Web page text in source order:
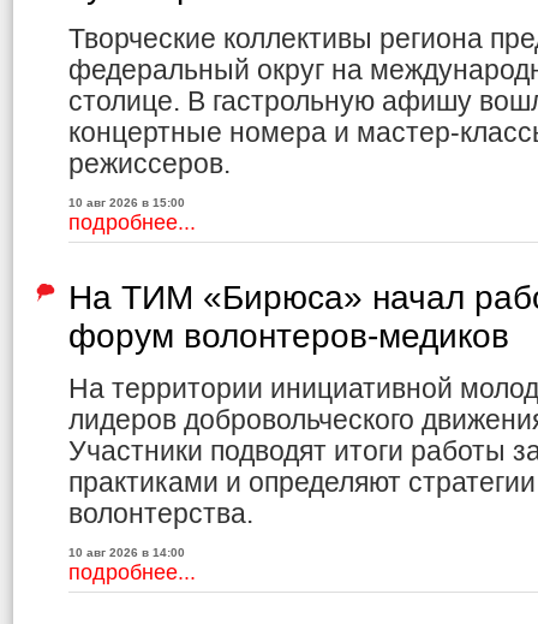
Творческие коллективы региона
федеральный округ на
столице. В гастрольную афишу
концертные номера и мастер-
режиссеров.
10 авг 2026 в 15:00
подробнее...
На ТИМ «Бирюса» начал
форум волонтеров-медиков
На территории инициативной
лидеров добровольческого
Участники подводят итоги работы
практиками и определяют
волонтерства.
10 авг 2026 в 14:00
подробнее...